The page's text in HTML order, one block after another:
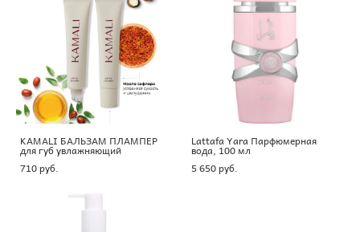
KAMALI БАЛЬЗАМ ПЛАМПЕР
для губ увлажняющий
710 pуб.
Lattafa Yara Парфюмерная
вода, 100 мл
5 650 pуб.